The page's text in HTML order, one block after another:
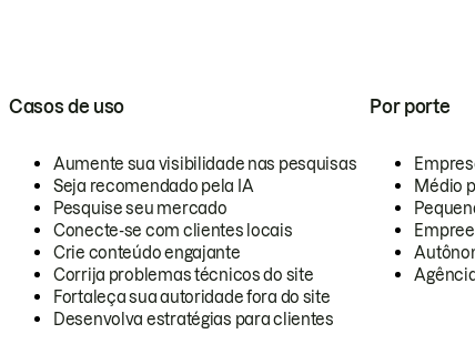
Casos de uso
Aumente sua visibilidade nas pesquisas
Seja recomendado pela IA
Pesquise seu mercado
Conecte-se com clientes locais
Crie conteúdo engajante
Corrija problemas técnicos do site
Fortaleça sua autoridade fora do site
Desenvolva estratégias para clientes
Por porte
Médio